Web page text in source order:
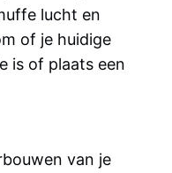
lucht en
of je huidige
is of plaats een
van je